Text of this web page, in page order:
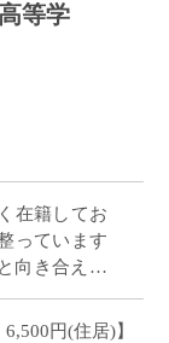
等学
在籍してお
っています
向き合える
・副 […]
円(住居)】